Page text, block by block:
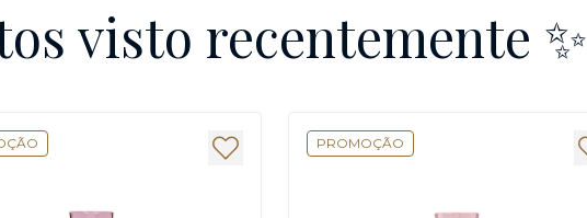
visto recentemente ✨
PROMOÇÃO